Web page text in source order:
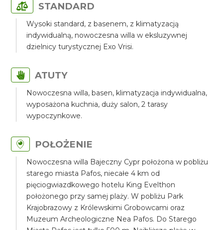
STANDARD
Wysoki standard, z basenem, z klimatyzacją
indywidualną, nowoczesna willa w eksluzywnej
dzielnicy turystycznej Exo Vrisi.
ATUTY
Nowoczesna willa, basen, klimatyzacja indywidualna,
wyposażona kuchnia, duży salon, 2 tarasy
wypoczynkowe.
POŁOŻENIE
Nowoczesna willa Bajeczny Cypr położona w pobliżu
starego miasta Pafos, niecałe 4 km od
pięciogwiazdkowego hotelu King Evelthon
położonego przy samej plaży. W pobliżu Park
Krajobrazowy z Królewskimi Grobowcami oraz
Muzeum Archeologiczne Nea Pafos. Do Starego